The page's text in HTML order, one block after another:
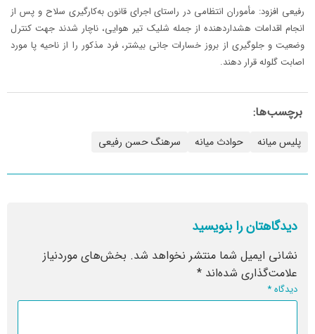
رفیعی افزود: مأموران انتظامی در راستای اجرای قانون به‌کارگیری سلاح و پس از
انجام اقدامات هشداردهنده از جمله شلیک تیر هوایی، ناچار شدند جهت کنترل
وضعیت و جلوگیری از بروز خسارات جانی بیشتر، فرد مذکور را از ناحیه پا مورد
اصابت گلوله قرار دهند.
برچسب‌ها:
پلیس میانه حوادث میانه سرهنگ حسن رفیعی
دیدگاهتان را بنویسید
نشانی ایمیل شما منتشر نخواهد شد. بخش‌های موردنیاز
علامت‌گذاری شده‌اند *
دیدگاه*